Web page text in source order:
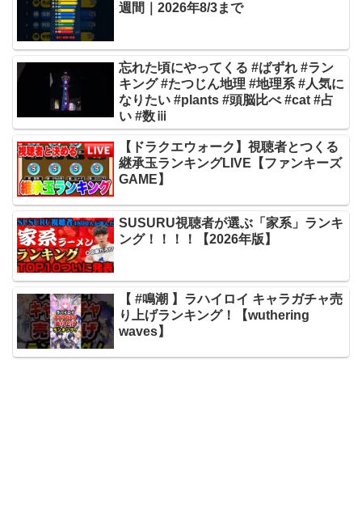
週間｜2026年8/3まで
忘れた頃にやってくる #ばずれ #ラン
キング #たつじん地理 #地理系 #人気に
なりたい #plants #頭脳比べ #cat #占
い #数ⅲ
【ドラクエウォーク】視聴者とつくる
継承玉ランキングLIVE【ファンキーズ
GAME】
SUSURU視聴者が選ぶ「家系」ランキ
ング！！！！【2026年版】
【 #鳴潮 】ラハイロイ キャラガチャ売
り上げランキング！【wuthering
waves】